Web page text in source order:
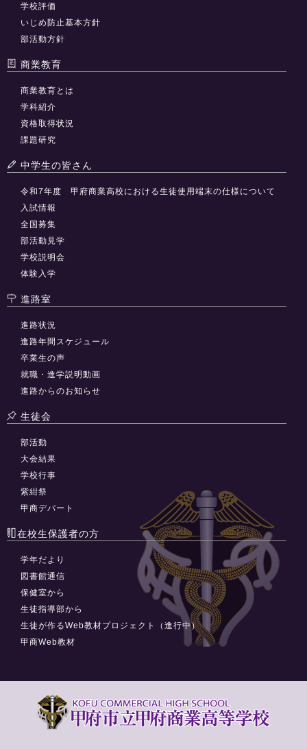
学校評価
いじめ防止基本方針
部活動方針
商業教育
商業教育とは
学科紹介
資格取得状況
課題研究
中学生の皆さん
令和7年度 甲府商業高校における生徒使用端末の仕様について
入試情報
全国募集
部活動見学
学校説明会
体験入学
進路室
進路状況
進路年間スケジュール
卒業生の声
就職・進学説明動画
進路からのお知らせ
生徒会
部活動
大会結果
学校行事
紫紺祭
甲商デパート
在校生保護者の方
学年だより
図書館通信
保健室から
生徒指導部から
生徒が作るWeb教材プロジェクト（進行中）
甲商Web教材